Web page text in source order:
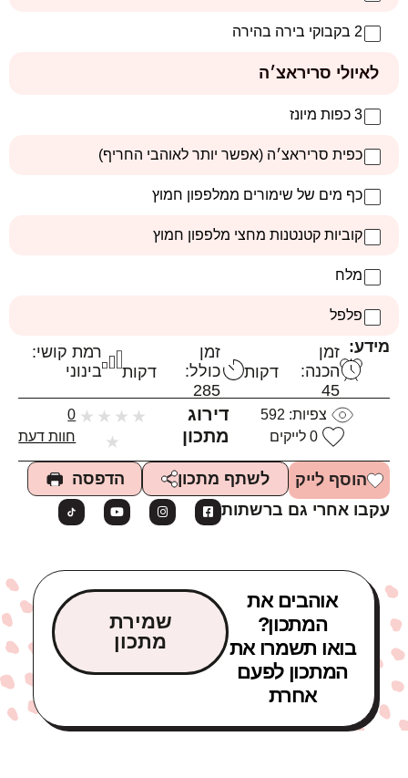
2 בקבוקי בירה בהירה
לאיולי סריראצ׳ה
3 כפות מיונז
כפית סריראצ׳ה (אפשר יותר לאוהבי החריף)
כף מים של שימורים ממלפפון חמוץ
קוביות קטנטנות מחצי מלפפון חמוץ
מלח
פלפל
מידע: זמן
הכנה:
45
דקות
זמן
כולל:
285
דקות
רמת קושי:
בינוני
צפיות: 592
0 לייקים
דירוג
מתכון
★
★
★
★
★
0
חוות דעת
הוסף לייק לשתף מתכון
הדפסה
עקבו אחרי גם ברשתות
אוהבים את
המתכון?
בואו תשמרו את
המתכון לפעם
אחרת
שמירת
מתכון